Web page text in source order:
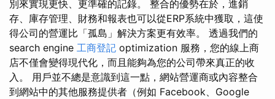
別來實現更快、更準確的記錄。 整合的優勢在於，進銷
存、庫存管理、財務和報表也可以從ERP系統中獲取，這使
得公司的營運比「孤島」解決方案更有效率。 透過我們的
search engine 工商登記 optimization 服務，您的線上商
店不僅會變得現代化，而且能夠為您的公司帶來真正的收
入。 用戶並不總是意識到這一點，網站營運商或內容整合
到網站中的其他服務提供者（例如 Facebook、Google